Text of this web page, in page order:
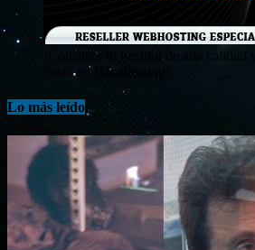
¡Consigue tu hosting de alta calidad
costo en Banahosting!
Lo más leído